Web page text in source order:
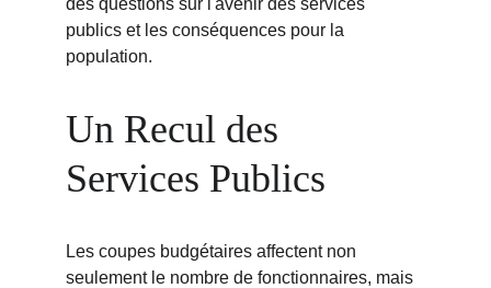
des questions sur l'avenir des services
publics et les conséquences pour la
population.
Un Recul des
Services Publics
Les coupes budgétaires affectent non
seulement le nombre de fonctionnaires, mais